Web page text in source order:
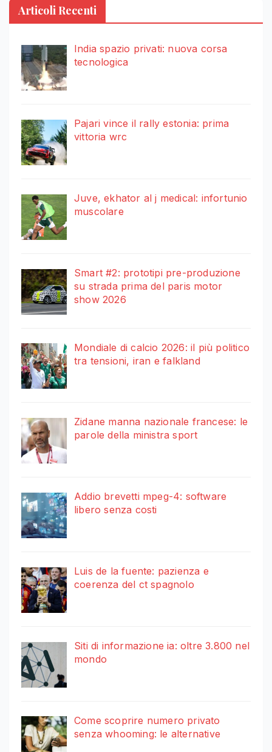
Articoli Recenti
India spazio privati: nuova corsa
tecnologica
Pajari vince il rally estonia: prima
vittoria wrc
Juve, ekhator al j medical: infortunio
muscolare
Smart #2: prototipi pre-produzione
su strada prima del paris motor
show 2026
Mondiale di calcio 2026: il più politico
tra tensioni, iran e falkland
Zidane manna nazionale francese: le
parole della ministra sport
Addio brevetti mpeg-4: software
libero senza costi
Luis de la fuente: pazienza e
coerenza del ct spagnolo
Siti di informazione ia: oltre 3.800 nel
mondo
Come scoprire numero privato
senza whooming: le alternative